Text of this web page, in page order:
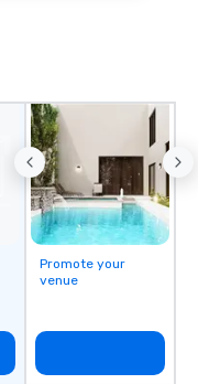
Promote your
venue